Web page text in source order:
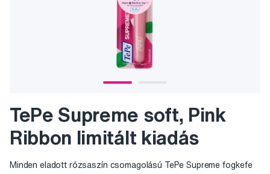
TePe Supreme soft, Pink
Ribbon limitált kiadás
Minden eladott rózsaszín csomagolású TePe Supreme fogkefe